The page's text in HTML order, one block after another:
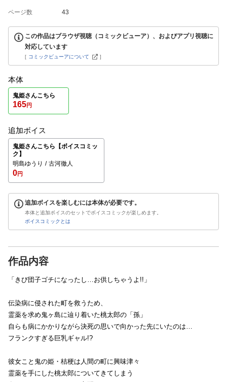
ページ数 43
この作品はブラウザ視聴（コミックビューア）、およびアプリ視聴に
対応しています
[ コミックビューアについて ]
本体
鬼姫さんこちら
165円
追加ボイス
鬼姫さんこちら【ボイスコミッ
ク】
明島ゆうり
古河徹人
0円
追加ボイスを楽しむには本体が必要です。
本体と追加ボイスのセットでボイスコミックが楽しめます。
ボイスコミックとは
作品内容
「きび団子ゴチになったし…お供しちゃうよ!!」
伝染病に侵された町を救うため、
霊薬を求め鬼ヶ島に辿り着いた桃太郎の「孫」
自らも病にかかりながら決死の思いで向かった先にいたのは…
フランクすぎる巨乳ギャル!?
彼女こと鬼の姫・桔梗は人間の町に興味津々
霊薬を手にした桃太郎についてきてしまう